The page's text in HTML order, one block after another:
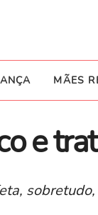
MÃES
e